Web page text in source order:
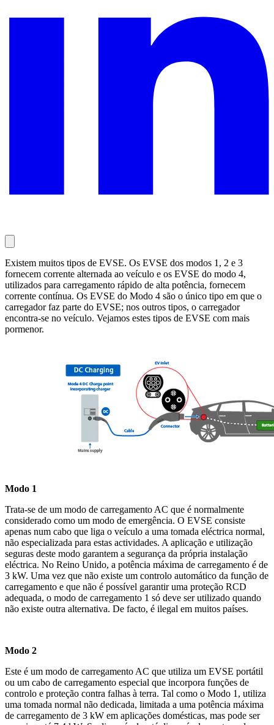
Existem muitos tipos de EVSE. Os EVSE dos modos 1, 2 e 3
fornecem corrente alternada ao veículo e os EVSE do modo 4,
utilizados para carregamento rápido de alta potência, fornecem
corrente contínua. Os EVSE do Modo 4 são o único tipo em que o
carregador faz parte do EVSE; nos outros tipos, o carregador
encontra-se no veículo. Vejamos estes tipos de EVSE com mais
pormenor.
Modo 1
Trata-se de um modo de carregamento AC que é normalmente
considerado como um modo de emergência. O EVSE consiste
apenas num cabo que liga o veículo a uma tomada eléctrica normal,
não especializada para estas actividades. A aplicação e utilização
seguras deste modo garantem a segurança da própria instalação
eléctrica. No Reino Unido, a potência máxima de carregamento é de
3 kW. Uma vez que não existe um controlo automático da função de
carregamento e que não é possível garantir uma proteção RCD
adequada, o modo de carregamento 1 só deve ser utilizado quando
não existe outra alternativa. De facto, é ilegal em muitos países.
Modo 2
Este é um modo de carregamento AC que utiliza um EVSE portátil
ou um cabo de carregamento especial que incorpora funções de
controlo e proteção contra falhas à terra. Tal como o Modo 1, utiliza
uma tomada normal não dedicada, limitada a uma potência máxima
de carregamento de 3 kW em aplicações domésticas, mas pode ser